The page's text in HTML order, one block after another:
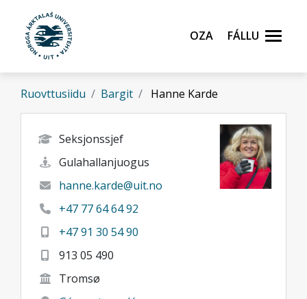
Gå til hovedinnhold
Oza
Fállu
Ruovttusiidu Bargit Hanne Karde
Seksjonssjef
Gulahallanjuogus
hanne.karde@uit.no
+47 77 64 64 92
+47 91 30 54 90
913 05 490
Tromsø